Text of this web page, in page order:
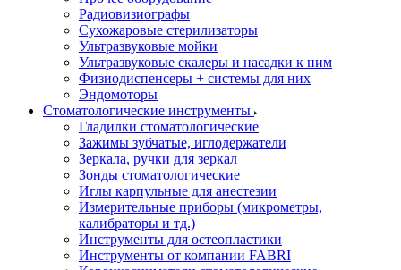
Радиовизиографы
Сухожаровые стерилизаторы
Ультразвуковые мойки
Ультразвуковые скалеры и насадки к ним
Физиодиспенсеры + системы для них
Эндомоторы
Стоматологические инструменты
Гладилки стоматологические
Зажимы зубчатые, иглодержатели
Зеркала, ручки для зеркал
Зонды стоматологические
Иглы карпульные для анестезии
Измерительные приборы (микрометры,
калибраторы и тд.)
Инструменты для остеопластики
Инструменты от компании FABRI